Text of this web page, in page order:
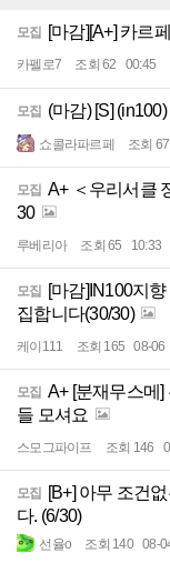
모집 [마감][A+] 카르
카펠로7 조회 62 00:45
모집 (마감) [S]
쇼콜라파르페 조회 67
모집 A+ ＜우리서클
30
루베리아 조회 65 10:33
모집 [마감]IN100지
집합니다(30/30)
케이111 조회 165 08-06
모집 A+ [분재무스메]
들 모셔요
스모그파이프 조회 146
모집 [B+] 아무 조건
다. (6/30)
선율o 조회 140 08-